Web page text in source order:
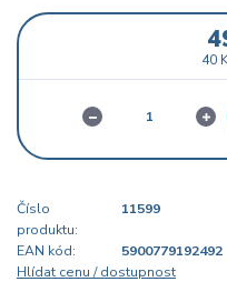
40
Číslo
produktu:
11599
EAN kód:
5900779192492
Hlídat cenu / dostupnost